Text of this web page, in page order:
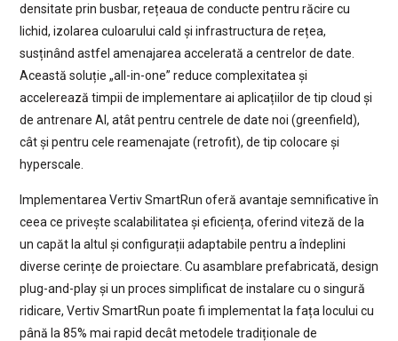
densitate prin busbar, rețeaua de conducte pentru răcire cu
lichid, izolarea culoarului cald și infrastructura de rețea,
susținând astfel amenajarea accelerată a centrelor de date.
Această soluție „all-in-one” reduce complexitatea și
accelerează timpii de implementare ai aplicațiilor de tip cloud și
de antrenare AI, atât pentru centrele de date noi (greenfield),
cât și pentru cele reamenajate (retrofit), de tip colocare și
hyperscale.
Implementarea Vertiv SmartRun oferă avantaje semnificative în
ceea ce privește scalabilitatea și eficiența, oferind viteză de la
un capăt la altul și configurații adaptabile pentru a îndeplini
diverse cerințe de proiectare. Cu asamblare prefabricată, design
plug-and-play și un proces simplificat de instalare cu o singură
ridicare, Vertiv SmartRun poate fi implementat la fața locului cu
până la 85% mai rapid decât metodele tradiționale de